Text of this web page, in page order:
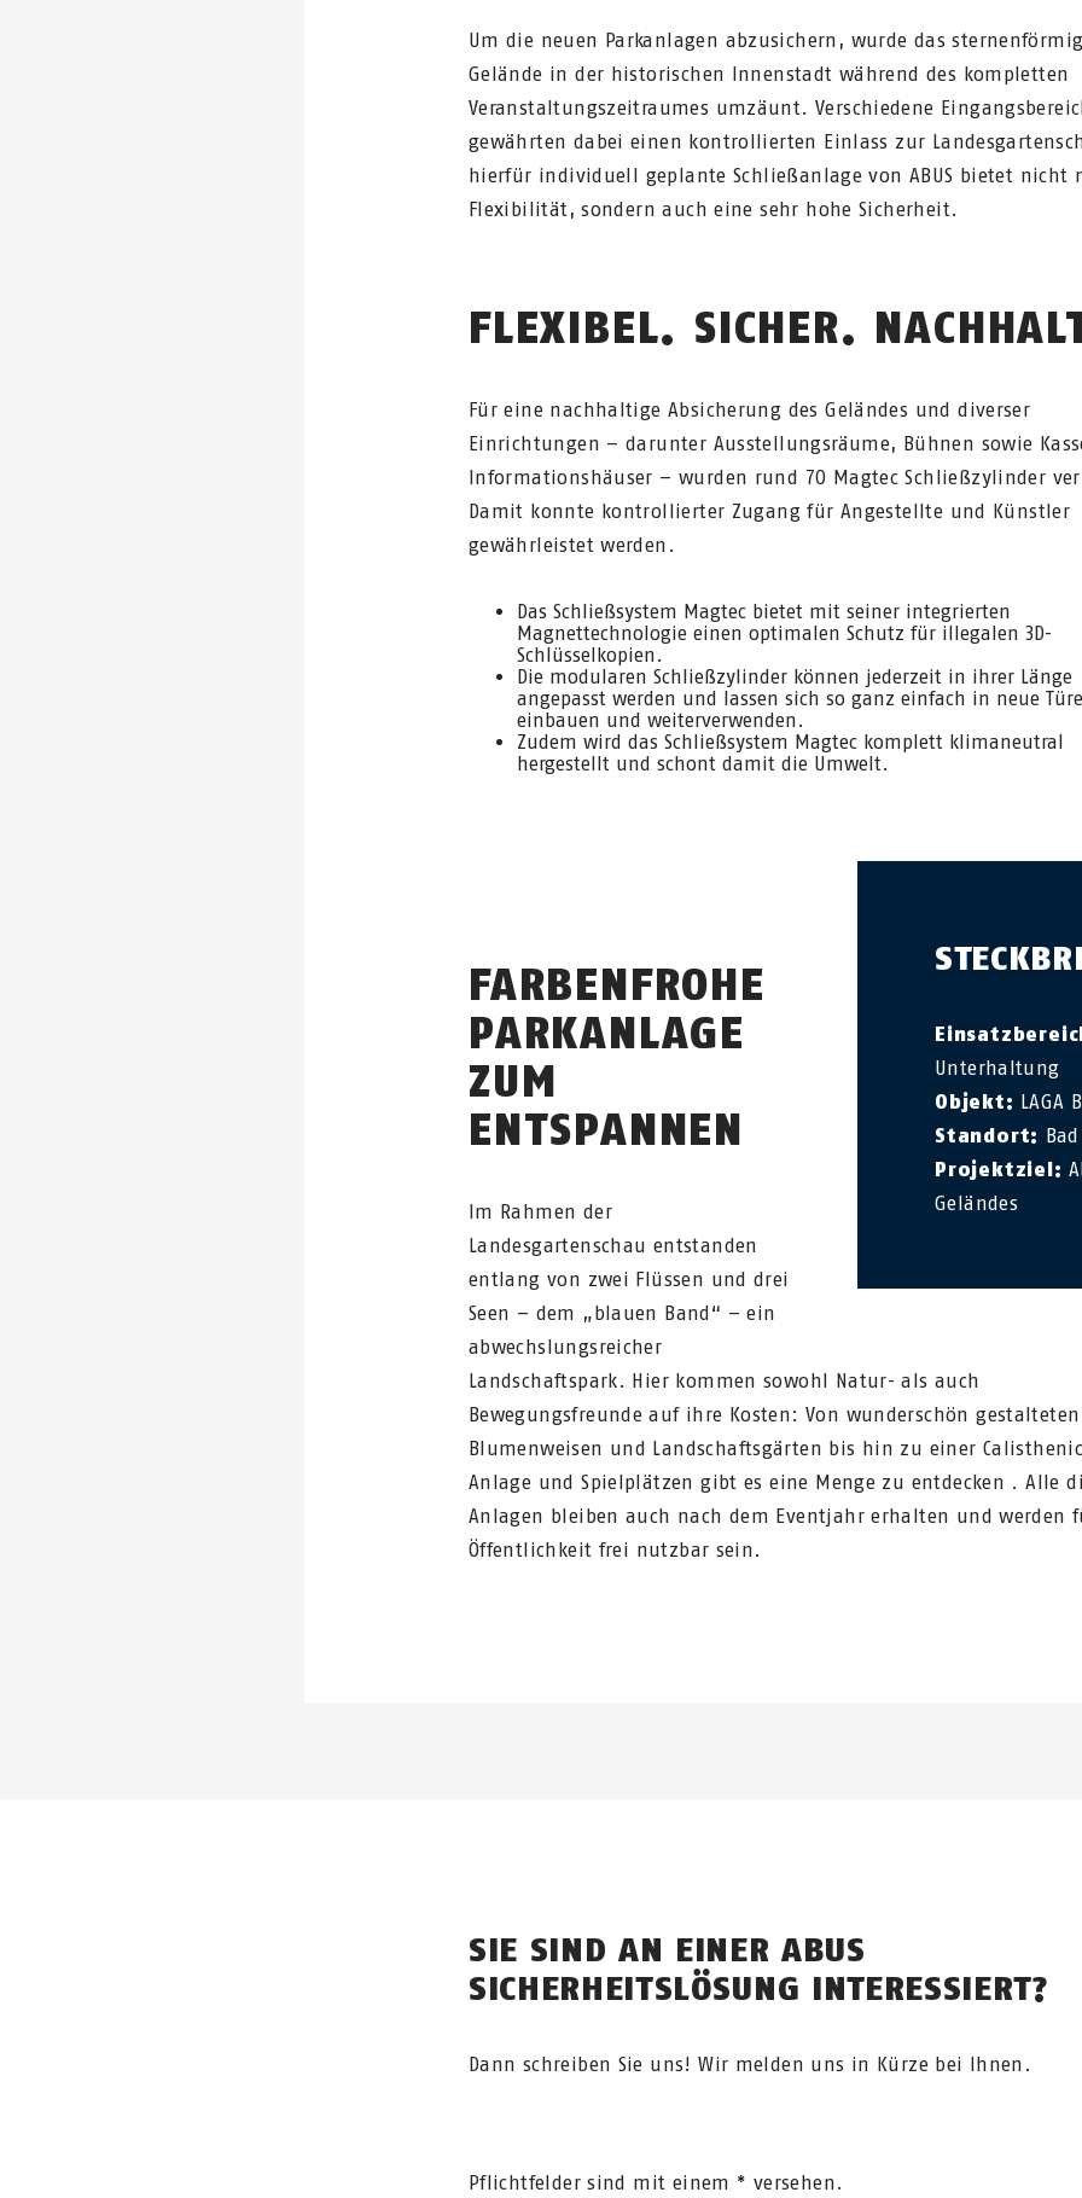
Um die neuen Parkanlagen abzusichern, wurde das
Gelände in der historischen Innenstadt während des kompletten
Veranstaltungszeitraumes umzäunt. Verschiedene
gewährten dabei einen kontrollierten Einlass zur
hierfür individuell geplante Schließanlage von ABUS bietet nicht
Flexibilität, sondern auch eine sehr hohe Sicherheit.
FLEXIBEL. SICHER.
Für eine nachhaltige Absicherung des Geländes und diverser
Einrichtungen – darunter Ausstellungsräume, Bühnen sowie
Informationshäuser – wurden rund 70 Magtec Schließzylinder
Damit konnte kontrollierter Zugang für Angestellte und Künstler
gewährleistet werden.
Das Schließsystem Magtec bietet mit seiner integrierten
Magnettechnologie einen optimalen Schutz für illegalen 3D-
Schlüsselkopien.
Die modularen Schließzylinder können jederzeit in ihrer Länge
angepasst werden und lassen sich so ganz einfach in neue
einbauen und weiterverwenden.
Zudem wird das Schließsystem Magtec komplett klimaneutral
hergestellt und schont damit die Umwelt.
Unterhaltung
Objekt: LAGA
Standort:
Projektziel:
Geländes
FARBENFROHE
PARKANLAGE
ZUM
ENTSPANNEN
Im Rahmen der
Landesgartenschau entstanden
entlang von zwei Flüssen und drei
Seen – dem „blauen Band“ – ein
abwechslungsreicher
Landschaftspark. Hier kommen sowohl Natur- als auch
Bewegungsfreunde auf ihre Kosten: Von wunderschön gestalteten
Blumenweisen und Landschaftsgärten bis hin zu einer
Anlage und Spielplätzen gibt es eine Menge zu entdecken . Alle
Anlagen bleiben auch nach dem Eventjahr erhalten und werden
Öffentlichkeit frei nutzbar sein.
SIE SIND AN EINER ABUS
SICHERHEITSLÖSUNG INTERESSIERT?
Dann schreiben Sie uns! Wir melden uns in Kürze bei Ihnen.
Pflichtfelder sind mit einem * versehen.